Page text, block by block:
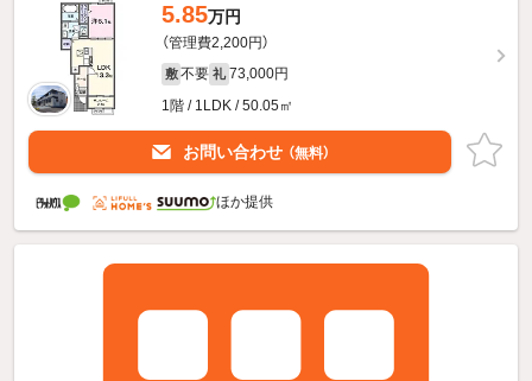
5.85万円
（管理費2,200円）
敷 不要 礼 73,000円
1階 / 1LDK / 50.05㎡
お問い合わせ （無料）
ほか提供